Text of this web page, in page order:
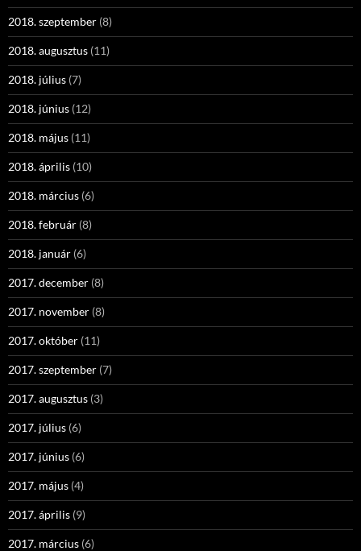
2018. szeptember (8)
2018. augusztus (11)
2018. július (7)
2018. június (12)
2018. május (11)
2018. április (10)
2018. március (6)
2018. február (8)
2018. január (6)
2017. december (8)
2017. november (8)
2017. október (11)
2017. szeptember (7)
2017. augusztus (3)
2017. július (6)
2017. június (6)
2017. május (4)
2017. április (9)
2017. március (6)